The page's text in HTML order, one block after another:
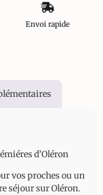
Envoi rapide
d’Oléron
vos proches ou un
séjour sur Oléron.